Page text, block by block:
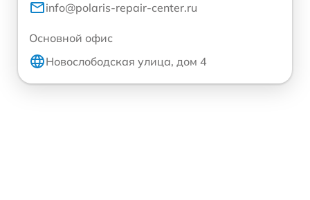
info@polaris-repair-center.ru
Основной офис
Новослободская улица, дом 4